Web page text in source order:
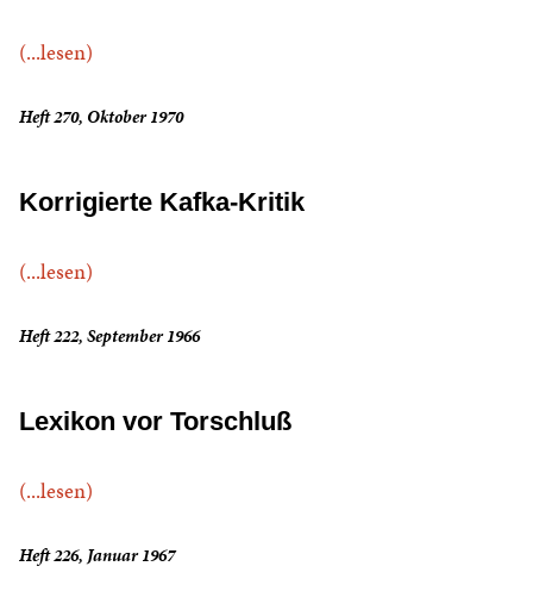
(...lesen)
Heft 270, Oktober 1970
Korrigierte Kafka-Kritik
(...lesen)
Heft 222, September 1966
Lexikon vor Torschluß
(...lesen)
Heft 226, Januar 1967